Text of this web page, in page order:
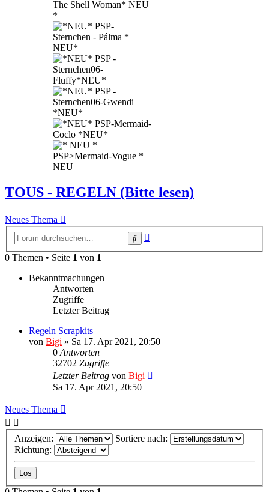
TOUS - REGELN (Bitte lesen)
Neues Thema
Suche
0 Themen • Seite 1 von 1
Bekanntmachungen
Antworten
Zugriffe
Letzter Beitrag
Regeln Scrapkits
von Bigi » Sa 17. Apr 2021, 20:50
0 Antworten
32702 Zugriffe
Letzter Beitrag von Bigi
Sa 17. Apr 2021, 20:50
Neues Thema
Anzeigen:
Sortiere nach:
Richtung: